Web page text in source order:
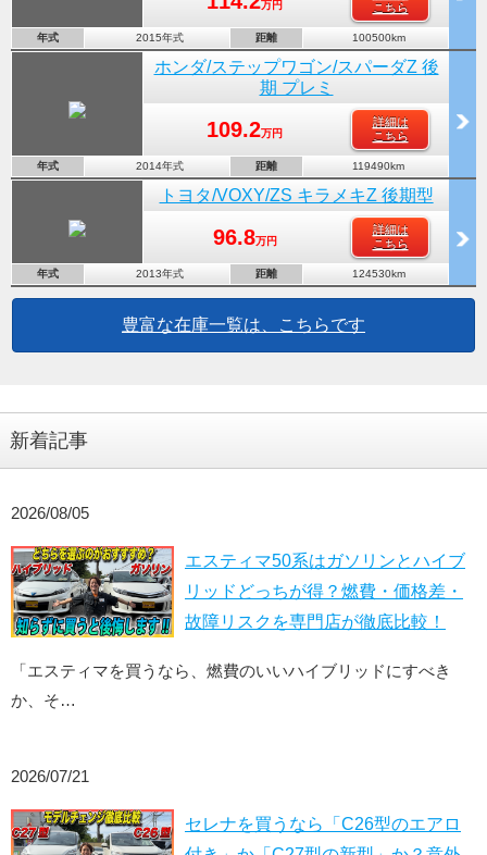
万円
こちら
年式 2015年式 距離 100500km
ホンダ/ステップワゴン/スパーダZ 後
期 プレミ
109.2万円
詳細は
こちら
年式 2014年式 距離 119490km
トヨタ/VOXY/ZS キラメキZ 後期型
96.8万円
詳細は
こちら
年式 2013年式 距離 124530km
豊富な在庫一覧は、こちらです
新着記事
2026/08/05
エスティマ50系はガソリンとハイブ
リッドどっちが得？燃費・価格差・
故障リスクを専門店が徹底比較！
「エスティマを買うなら、燃費のいいハイブリッドにすべき
か、そ…
2026/07/21
セレナを買うなら「C26型のエアロ